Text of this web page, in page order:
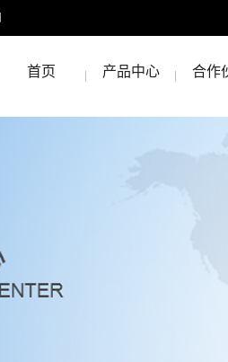
首页 产品中心 合作